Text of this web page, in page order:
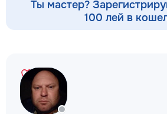
Ты мастер?
100 лей в